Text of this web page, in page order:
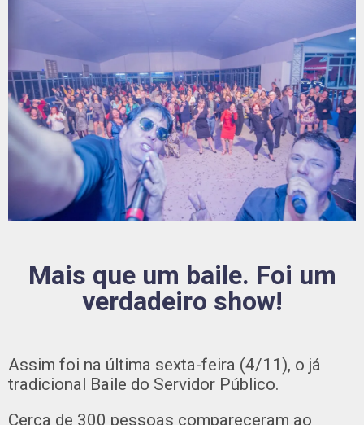
Mais que um baile. Foi um
verdadeiro show!
Assim foi na última sexta-feira (4/11), o já
tradicional Baile do Servidor Público.
Cerca de 300 pessoas compareceram ao